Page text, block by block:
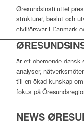
Øresundsinstituttet
strukturer, beslut och
civilförsvar i Danmark
är ett oberoende
analyser,
till en ökad kunskap
fokus på
NEWS